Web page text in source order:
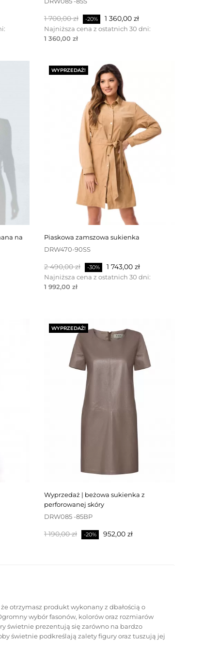
Cena
podstawowa
1 700,00 zł -20% Cena
1 360,00 zł
Najniższa cena z ostatnich 30 dni:
1 360,00 zł
WYPRZEDAŻ!
piaskowa zamszowa sukienka
DRW470-90SS
Cena
podstawowa
2 490,00 zł -30% Cena
1 743,00 zł
Najniższa cena z ostatnich 30 dni:
1 992,00 zł
WYPRZEDAŻ!
wyprzedaż | beżowa sukienka z
perforowanej skóry
DRW085 -85BP
Cena
1 190,00 zł -20% Cena
952,00 zł
otrzymasz produkt wykonany z dbałością o
wybór fasonów, kolorów oraz rozmiarów
świetnie prezentują się zarówno na bardzo
świetnie podkreślają zalety figury oraz tuszują jej